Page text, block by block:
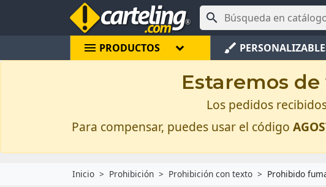

menu PRODUCTOS brush
Estaremos de
Los pedidos
Para compensar, puedes usar el código
Inicio Prohibición Prohibición con texto Prohibido